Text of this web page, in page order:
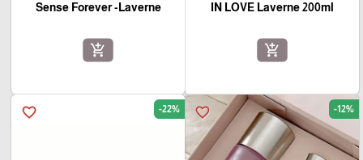
IN LOVE Laverne 200ml
add_shopping_cart
Sense Forever -Laverne
add_shopping_cart
favorite_border -12%
favorite_border -22%